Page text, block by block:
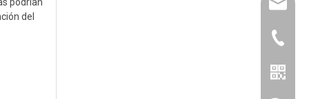
del
+86-